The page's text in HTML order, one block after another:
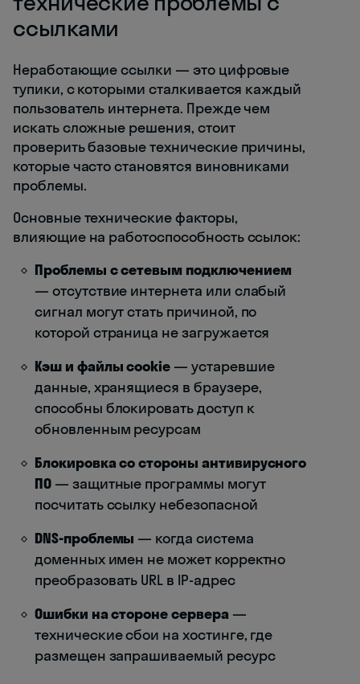
ссылками
Неработающие ссылки — это цифровые
тупики, с которыми сталкивается каждый
пользователь интернета. Прежде чем
искать сложные решения, стоит
проверить базовые технические причины,
которые часто становятся виновниками
проблемы.
Основные технические факторы,
влияющие на работоспособность ссылок:
Проблемы с сетевым подключением
— отсутствие интернета или слабый
сигнал могут стать причиной, по
которой страница не загружается
Кэш и файлы cookie — устаревшие
данные, хранящиеся в браузере,
способны блокировать доступ к
обновленным ресурсам
Блокировка со стороны антивирусного
ПО— защитные программы могут
посчитать ссылку небезопасной
DNS-проблемы — когда система
доменных имен не может корректно
преобразовать URL в IP-адрес
Ошибки на стороне сервера —
технические сбои на хостинге, где
размещен запрашиваемый ресурс